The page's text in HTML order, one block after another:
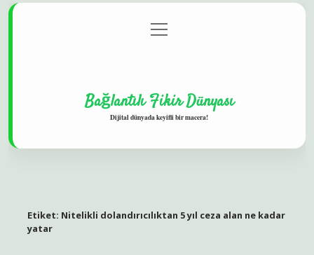
Gizlilik Politikası
menüyü
aç
Bağlantılı Fikir Dünyası
Dijital dünyada keyifli bir macera!
Etiket: Nitelikli dolandırıcılıktan 5 yıl ceza alan ne kadar
yatar